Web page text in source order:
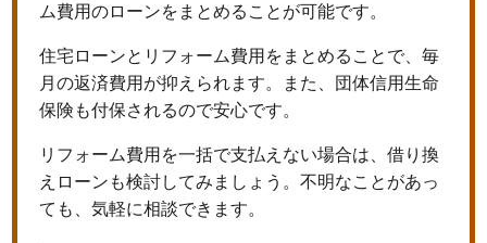
ム費用のローンをまとめることが可能です。
住宅ローンとリフォーム費用をまとめることで、毎
月の返済費用が抑えられます。また、団体信用生命
保険も付保されるので安心です。
リフォーム費用を一括で支払えない場合は、借り換
えローンも検討してみましょう。不明なことがあっ
ても、気軽に相談できます。